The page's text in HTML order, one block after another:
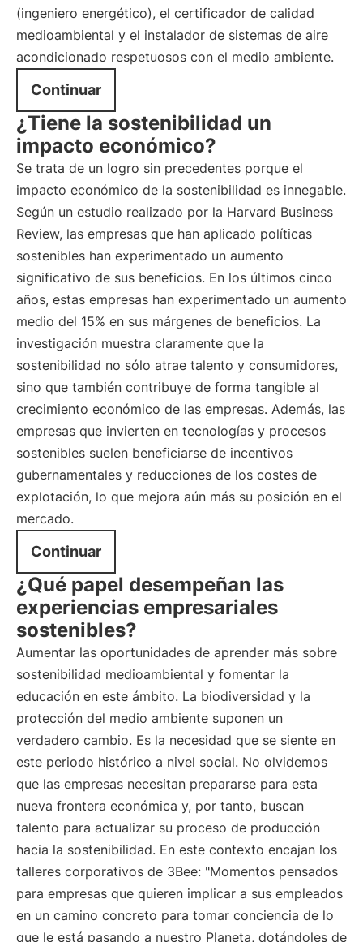
(ingeniero energético), el certificador de calidad
medioambiental y el instalador de sistemas de aire
acondicionado respetuosos con el medio ambiente.
Continuar
¿Tiene la sostenibilidad un
impacto económico?
Se trata de un logro sin precedentes porque el
impacto económico de la sostenibilidad es innegable.
Según un estudio realizado por la Harvard Business
Review, las empresas que han aplicado políticas
sostenibles han experimentado un aumento
significativo de sus beneficios. En los últimos cinco
años, estas empresas han experimentado un aumento
medio del 15% en sus márgenes de beneficios. La
investigación muestra claramente que la
sostenibilidad no sólo atrae talento y consumidores,
sino que también contribuye de forma tangible al
crecimiento económico de las empresas. Además, las
empresas que invierten en tecnologías y procesos
sostenibles suelen beneficiarse de incentivos
gubernamentales y reducciones de los costes de
explotación, lo que mejora aún más su posición en el
mercado.
Continuar
¿Qué papel desempeñan las
experiencias empresariales
sostenibles?
Aumentar las oportunidades de aprender más sobre
sostenibilidad medioambiental y fomentar la
educación en este ámbito. La biodiversidad y la
protección del medio ambiente suponen un
verdadero cambio. Es la necesidad que se siente en
este periodo histórico a nivel social. No olvidemos
que las empresas necesitan prepararse para esta
nueva frontera económica y, por tanto, buscan
talento para actualizar su proceso de producción
hacia la sostenibilidad. En este contexto encajan los
talleres corporativos de 3Bee: "Momentos pensados
para empresas que quieren implicar a sus empleados
en un camino concreto para tomar conciencia de lo
que le está pasando a nuestro Planeta, dotándoles de